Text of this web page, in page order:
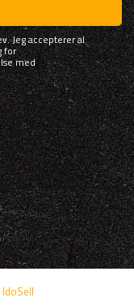
Jeg accepterer al
for
med